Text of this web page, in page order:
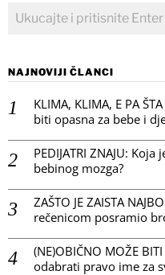
NAJNOVIJI ČLANCI
KLIMA, KLIMA, E PA
biti opasna za bebe i
PEDIJATRI ZNAJU:
bebinog mozga?
ZAŠTO JE ZAISTA
rečenicom posramio
(NE)OBIČNO MOŽE
odabrati pravo ime za